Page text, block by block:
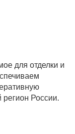
для отделки и
регион России.